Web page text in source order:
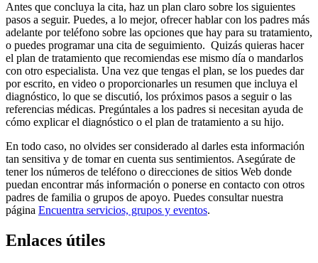
Antes que concluya la cita, haz un plan claro sobre los siguientes
pasos a seguir. Puedes, a lo mejor, ofrecer hablar con los padres más
adelante por teléfono sobre las opciones que hay para su tratamiento,
o puedes programar una cita de seguimiento. Quizás quieras hacer
el plan de tratamiento que recomiendas ese mismo día o mandarlos
con otro especialista. Una vez que tengas el plan, se los puedes dar
por escrito, en video o proporcionarles un resumen que incluya el
diagnóstico, lo que se discutió, los próximos pasos a seguir o las
referencias médicas. Pregúntales a los padres si necesitan ayuda de
cómo explicar el diagnóstico o el plan de tratamiento a su hijo.
En todo caso, no olvides ser considerado al darles esta información
tan sensitiva y de tomar en cuenta sus sentimientos. Asegúrate de
tener los números de teléfono o direcciones de sitios Web donde
puedan encontrar más información o ponerse en contacto con otros
padres de familia o grupos de apoyo. Puedes consultar nuestra
página Encuentra servicios, grupos y eventos.
Enlaces útiles